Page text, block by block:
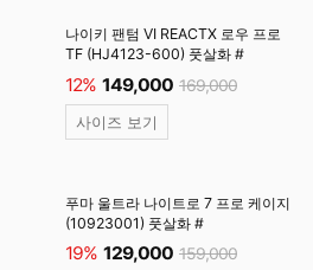
나이키 팬텀 VI REACTX 로우 프로
TF (HJ4123-600) 풋살화 #
12% 149,000 169,000
사이즈 보기
푸마 울트라 나이트로 7 프로 케이지
(10923001) 풋살화 #
19% 129,000 159,000